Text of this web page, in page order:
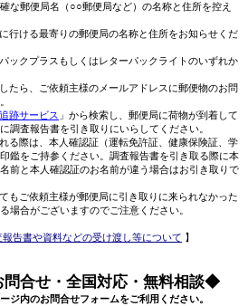
な郵便局名（○○郵便局など）の名称と住所を控え
行ける最寄りの郵便局の名称と住所をお知らせくだ
ックプラスもしくはレターパックライトのいずれか
たら、ご依頼主様のメールアドレスに郵便物のお問
跡サービス 」から検索し、郵便局に荷物が到着して
調査報告書を引き取りにいらしてください。
る際は、本人確認証（運転免許証、健康保険証、学
鑑をご持参ください。調査報告書を引き取る際に本
前と本人確認証のお名前が違う場合はお引き取りで
もご依頼主様が郵便局に引き取りに来られなかった
場合がございますのでご注意ください。
告書や資料などの受け渡し等について 】
合せ・全国対応・無料相談◆
ジ内のお問合せフォームをご利用ください。